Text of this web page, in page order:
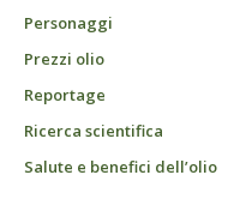
Personaggi
Prezzi olio
Reportage
Ricerca scientifica
Salute e benefici dell’olio